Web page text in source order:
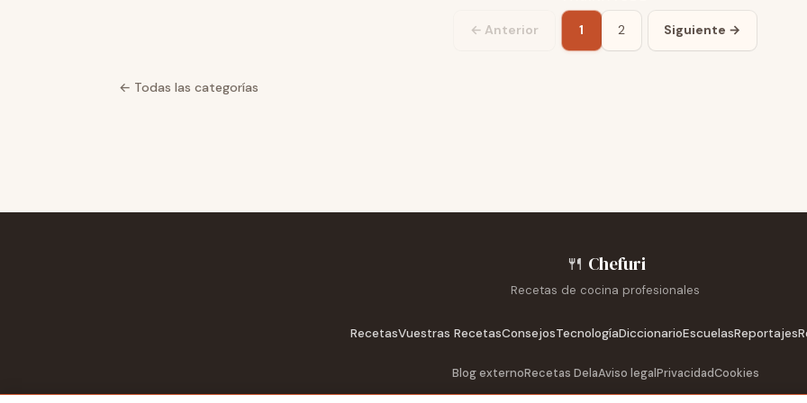
← Anterior 1 2 Siguiente →
← Todas las categorías
🍴 Chefuri
Recetas de cocina profesionales
RecetasVuestras RecetasConsejosTecnologíaDiccionarioEscuelasReportajes
Blog externoRecetas DelaAviso legalPrivacidadCookies